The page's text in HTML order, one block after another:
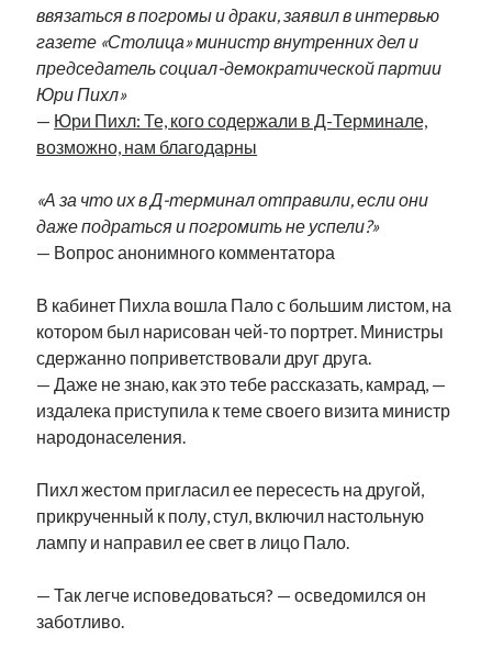
Нарва и северо-восток
Обзор прессы
Образование
Парламент и правительство
Экономика
Эстония и Россия
Юмор
Метки
radio narva takinada андрус ансип
ансиппиада
евросоюз интервью история кабинетные истории
книга маська нарва
памятники парад клоунов парламент партия поводырь
подкаст
ввязаться в погромы и драки, заявил в интервью
газете «Столица» министр внутренних дел и
председатель социал-демократической партии
Юри Пихл»
— Юри Пихл: Те, кого содержали в Д-Терминале,
возможно, нам благодарны
«А за что их в Д-терминал отправили, если они
даже подраться и погромить не успели?»
— Вопрос анонимного комментатора
В кабинет Пихла вошла Пало с большим листом, на
котором был нарисован чей-то портрет. Министры
сдержанно поприветствовали друг друга.
— Даже не знаю, как это тебе рассказать, камрад, —
издалека приступила к теме своего визита министр
народонаселения.
Пихл жестом пригласил ее пересесть на другой,
прикрученный к полу, стул, включил настольную
лампу и направил ее свет в лицо Пало.
— Так легче исповедоваться? — осведомился он
заботливо.